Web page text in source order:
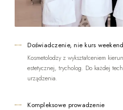
Doświadczenie, nie kurs
Kosmetolodzy z wykształceniem
estetycznej, trycholog. Do każdej
urządzenia.
Kompleksowe prowadzenie